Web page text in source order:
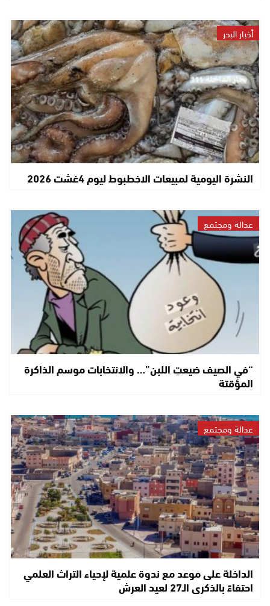
أخبار البحر
النشرة اليومية لمبيعات الاخطبوط ليوم 4غشت 2026
عدالة ومجتمع
“في الصيف ضيعتِ اللبن”… والانتخابات موسم الذاكرة
المؤقتة
عدالة ومجتمع
الداخلة على موعد مع ندوة علمية لإحياء التراث العلمي
احتفاءً بالذكرى الـ27 لعيد العرش